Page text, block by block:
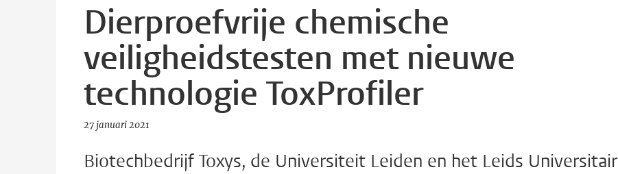
Dierproefvrije chemische
veiligheidstesten met nieuwe
technologie ToxProfiler
27 januari 2021
Biotechbedrijf Toxys, de Universiteit Leiden en het Leids Universitair